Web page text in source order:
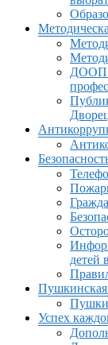
ДООП
детей
Пушкинская
Успех